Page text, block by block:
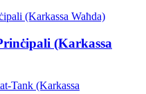
(Karkassa